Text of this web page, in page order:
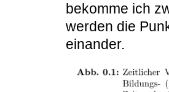
bekomme ich
werden die
einander.